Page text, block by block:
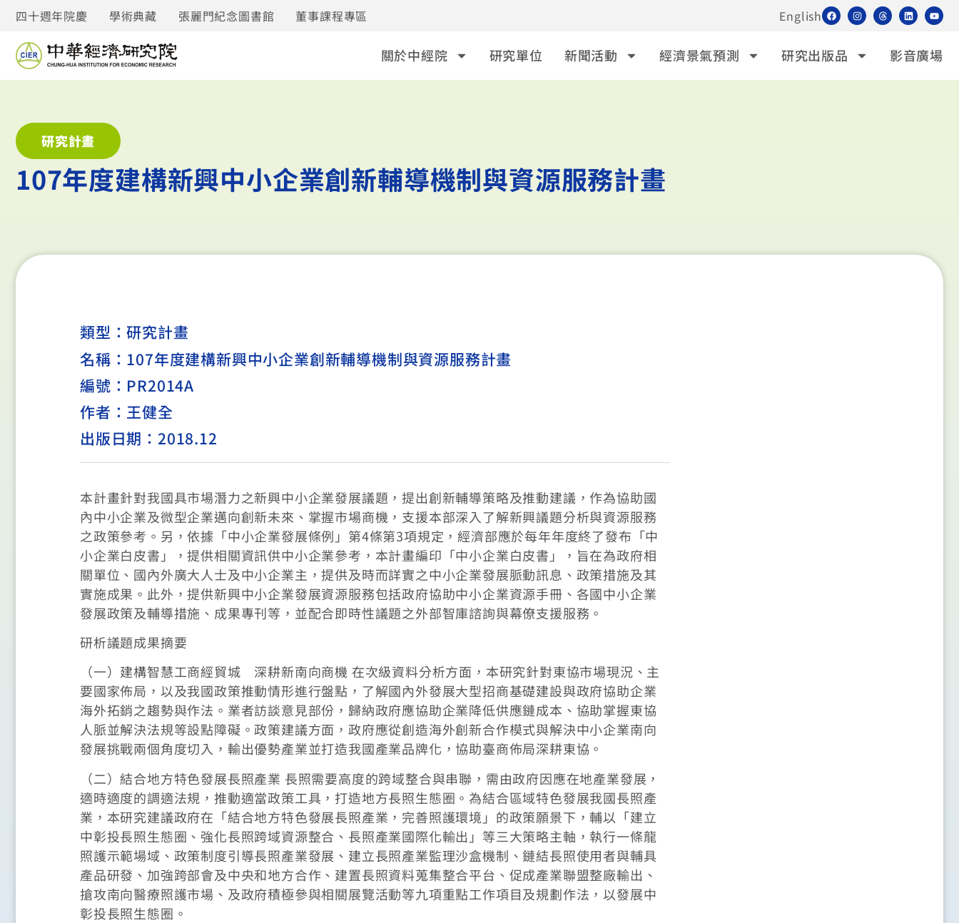
四十週年院慶 學術典藏 張麗門紀念圖書館 董事課程專區 English
關於中經院 研究單位 新聞活動 經濟景氣預測 研究出版品 影音廣場
研究計畫
107年度建構新興中小企業創新輔導機制與資源服務計畫
類型：研究計畫
名稱：107年度建構新興中小企業創新輔導機制與資源服務計畫
編號：PR2014A
作者：王健全
出版日期：2018.12
本計畫針對我國具市場潛力之新興中小企業發展議題，提出創新輔導策略及推動建議，作為協助國
內中小企業及微型企業邁向創新未來、掌握市場商機，支援本部深入了解新興議題分析與資源服務
之政策參考。另，依據「中小企業發展條例」第4條第3項規定，經濟部應於每年年度終了發布「中
小企業白皮書」，提供相關資訊供中小企業參考，本計畫編印「中小企業白皮書」，旨在為政府相
關單位、國內外廣大人士及中小企業主，提供及時而詳實之中小企業發展脈動訊息、政策措施及其
實施成果。此外，提供新興中小企業發展資源服務包括政府協助中小企業資源手冊、各國中小企業
發展政策及輔導措施、成果專刊等，並配合即時性議題之外部智庫諮詢與幕僚支援服務。
研析議題成果摘要
（一）建構智慧工商經貿城 深耕新南向商機 在次級資料分析方面，本研究針對東協市場現況、主
要國家佈局，以及我國政策推動情形進行盤點，了解國內外發展大型招商基礎建設與政府協助企業
海外拓銷之趨勢與作法。業者訪談意見部份，歸納政府應協助企業降低供應鏈成本、協助掌握東協
人脈並解決法規等設點障礙。政策建議方面，政府應從創造海外創新合作模式與解決中小企業南向
發展挑戰兩個角度切入，輸出優勢產業並打造我國產業品牌化，協助臺商佈局深耕東協。
（二）結合地方特色發展長照產業 長照需要高度的跨域整合與串聯，需由政府因應在地產業發展，
適時適度的調適法規，推動適當政策工具，打造地方長照生態圈。為結合區域特色發展我國長照產
業，本研究建議政府在「結合地方特色發展長照產業，完善照護環境」的政策願景下，輔以「建立
中彰投長照生態圈、強化長照跨域資源整合、長照產業國際化輸出」等三大策略主軸，執行一條龍
照護示範場域、政策制度引導長照產業發展、建立長照產業監理沙盒機制、鏈結長照使用者與輔具
產品研發、加強跨部會及中央和地方合作、建置長照資料蒐集整合平台、促成產業聯盟整廠輸出、
搶攻南向醫療照護市場、及政府積極參與相關展覽活動等九項重點工作項目及規劃作法，以發展中
彰投長照生態圈。